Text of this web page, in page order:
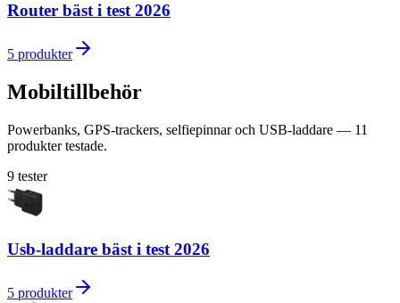
Router bäst i test 2026
5 produkter
Mobiltillbehör
Powerbanks, GPS-trackers, selfiepinnar och USB-laddare — 11
produkter testade.
9 tester
Usb-laddare bäst i test 2026
5 produkter